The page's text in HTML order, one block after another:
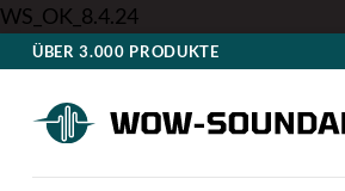
WS_OK_8.4.24Zum
Inhalt
ÜBER 3.000 PRODUKTE